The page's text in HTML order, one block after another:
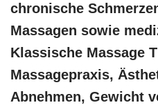
chronische
Massagen sowie
Klassische Massage
Massagepraxis,
Abnehmen, Gewicht